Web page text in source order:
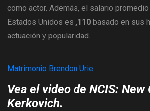
como actor. Además, el salario
Estados Unidos es ,110 basado en sus
actuación y popularidad.
Matrimonio Brendon Urie
Vea el video de NCIS: New
Kerkovich.